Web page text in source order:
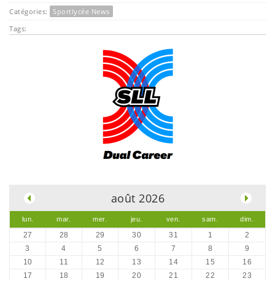
Catégories:
Sportlycée News
Tags:
août 2026
lun. mar. mer. jeu. ven. sam. dim.
27 28 29 30 31 1
2
3
4 5 6 7 8
9
10
11 12 13 14 15
16
17
18 19 20 21 22
23